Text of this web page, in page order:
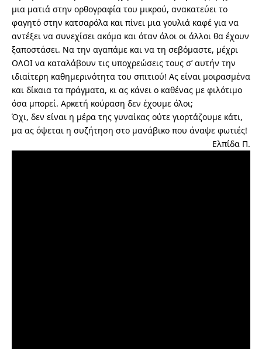
μια ματιά στην ορθογραφία του μικρού, ανακατεύει το
φαγητό στην κατσαρόλα και πίνει μια γουλιά καφέ για να
αντέξει να συνεχίσει ακόμα και όταν όλοι οι άλλοι θα έχουν
ξαποστάσει. Να την αγαπάμε και να τη σεβόμαστε, μέχρι
ΟΛΟΙ να καταλάβουν τις υποχρεώσεις τους σ’ αυτήν την
ιδιαίτερη καθημερινότητα του σπιτιού! Ας είναι μοιρασμένα
και δίκαια τα πράγματα, κι ας κάνει ο καθένας με φιλότιμο
όσα μπορεί. Αρκετή κούραση δεν έχουμε όλοι;
Όχι, δεν είναι η μέρα της γυναίκας ούτε γιορτάζουμε κάτι,
μα ας όψεται η συζήτηση στο μανάβικο που άναψε φωτιές!
Ελπίδα Π.